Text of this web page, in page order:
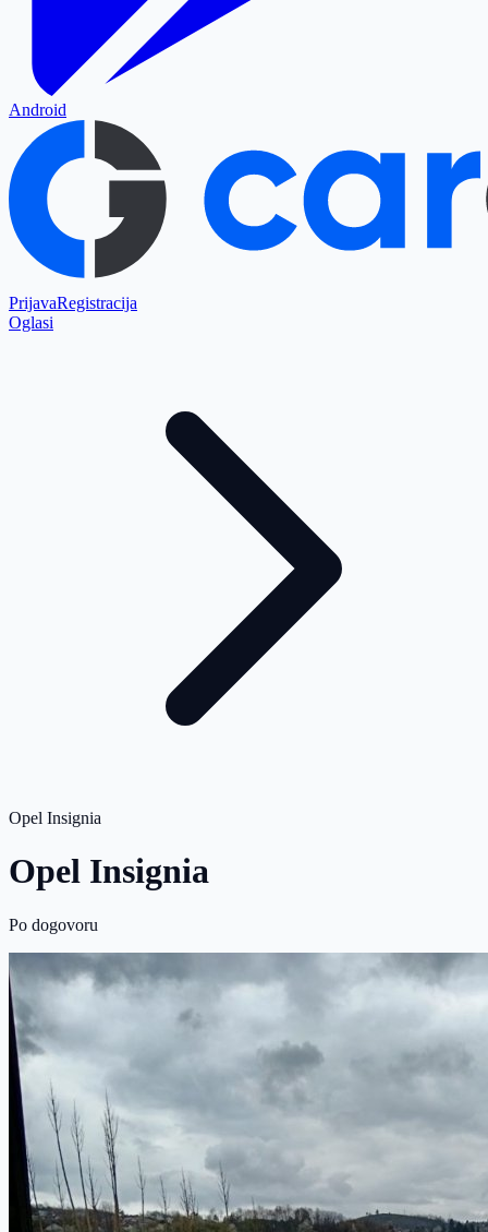
Android
PrijavaRegistracija
Oglasi
Opel Insignia
Opel Insignia
Po dogovoru